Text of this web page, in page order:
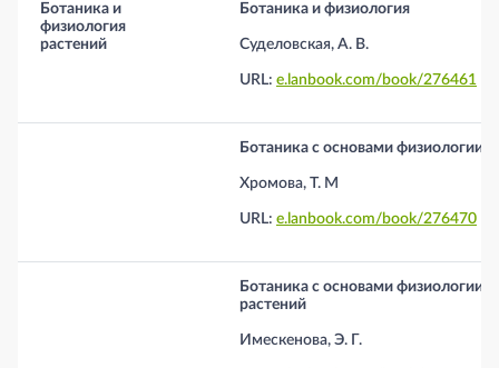
Ботаника и
физиология
растений
Ботаника и физиология
Суделовская, А. В.
URL: e.lanbook.com/book/276461
Ботаника с основами физиологии
Хромова, Т. М
URL: e.lanbook.com/book/276470
Ботаника с основами физиологии
растений
Имескенова, Э. Г.